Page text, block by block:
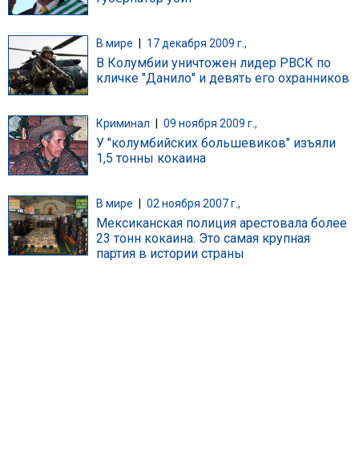
В мире 17 декабря 2009 г.,
В Колумбии уничтожен лидер РВСК по
кличке "Данило" и девять его охранников
Криминал 09 ноября 2009 г.,
У "колумбийских большевиков" изъяли
1,5 тонны кокаина
В мире 02 ноября 2007 г.,
Мексиканская полиция арестовала более
23 тонн кокаина. Это самая крупная
партия в истории страны